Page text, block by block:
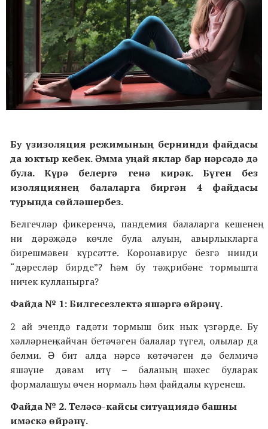
Бу үзизоляция режимының бернинди файдасы
да юктыр кебек. Әмма уңай яклар бар нәрсәдә дә
була. Күрә белергә генә кирәк. Бүген без
изоляциянең балаларга биргән 4 файдасы
турында сөйләшербез.
Белгечләр фикеренчә, пандемия балаларга кешенең
ни дәрәҗәдә көчле була алуын, авырлыкларга
бирешмәвен күрсәтте. Коронавирус безгә нинди
“дәресләр бирде”? Һәм бу тәҗрибәне тормышта
ничек кулланырга?
Файда № 1: Билгесезлектә яшәргә өйрәнү.
2 ай эчендә гадәти тормыш бик нык үзгәрде. Бу
хәлләрнең кайчан бетәчәген балалар түгел, олылар да
белми. Ә бит алда нәрсә көтәчәген дә белмичә
яшәүне дәвам итү – баланың шәхес буларак
формалашуы өчен нормаль һәм файдалы күренеш.
Файда № 2. Теләсә-кайсы ситуациядә башны
имәскә өйрәнү.